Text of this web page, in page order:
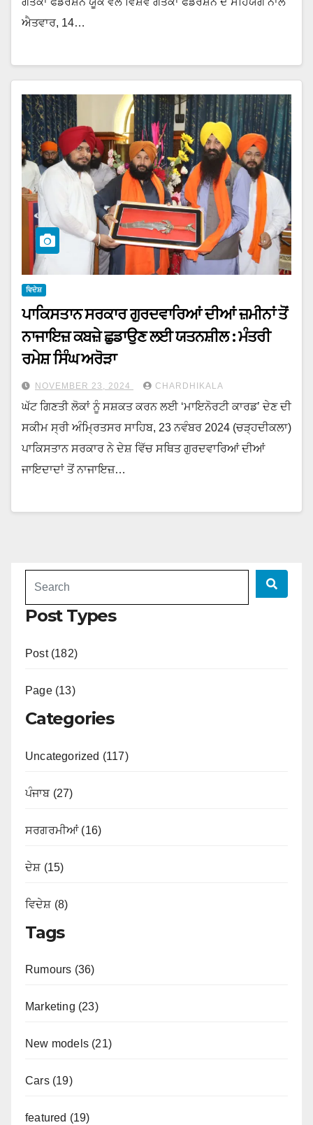
ਐਤਵਾਰ, 14…
ਵਿਦੇਸ਼
ਪਾਕਿਸਤਾਨ ਸਰਕਾਰ ਗੁਰਦਵਾਰਿਆਂ ਦੀਆਂ ਜ਼ਮੀਨਾਂ ਤੋਂ
ਨਾਜਾਇਜ਼ ਕਬਜ਼ੇ ਛੁਡਾਉਣ ਲਈ ਯਤਨਸ਼ੀਲ : ਮੰਤਰੀ
ਰਮੇਸ਼ ਸਿੰਘ ਅਰੋੜਾ
NOVEMBER 23, 2024 CHARDHIKALA
ਘੱਟ ਗਿਣਤੀ ਲੋਕਾਂ ਨੂੰ ਸਸ਼ਕਤ ਕਰਨ ਲਈ ‘ਮਾਇਨੋਰਟੀ ਕਾਰਡ’ ਦੇਣ ਦੀ
ਸਕੀਮ ਸ੍ਰੀ ਅੰਮ੍ਰਿਤਸਰ ਸਾਹਿਬ, 23 ਨਵੰਬਰ 2024 (ਚੜ੍ਹਦੀਕਲਾ)
ਪਾਕਿਸਤਾਨ ਸਰਕਾਰ ਨੇ ਦੇਸ਼ ਵਿੱਚ ਸਥਿਤ ਗੁਰਦਵਾਰਿਆਂ ਦੀਆਂ
ਜਾਇਦਾਦਾਂ ਤੋਂ ਨਾਜਾਇਜ਼…
Post Types
Post (182)
Page (13)
Categories
Uncategorized (117)
ਪੰਜਾਬ (27)
ਸਰਗਰਮੀਆਂ (16)
ਦੇਸ਼ (15)
ਵਿਦੇਸ਼ (8)
Tags
Rumours (36)
Marketing (23)
New models (21)
Cars (19)
featured (19)